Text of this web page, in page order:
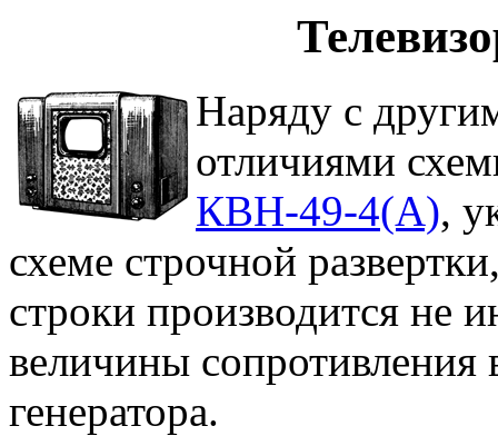
Наряду с
отличиями
КВН-49-4(А),
схеме строчной
строки производится не
величины сопротивления
генератора.